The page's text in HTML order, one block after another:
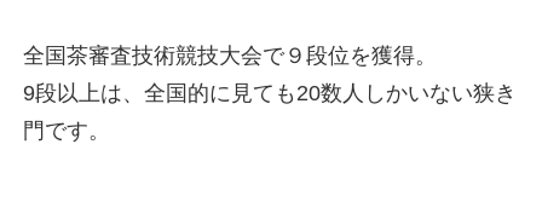
全国茶審査技術競技大会で９段位を獲得。
9段以上は、全国的に見ても20数人しかいない狭き
門です。